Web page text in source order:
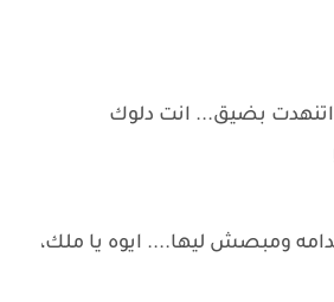
بضيق... انت دلوك
ومبصش ليها.... ايوه يا ملك،